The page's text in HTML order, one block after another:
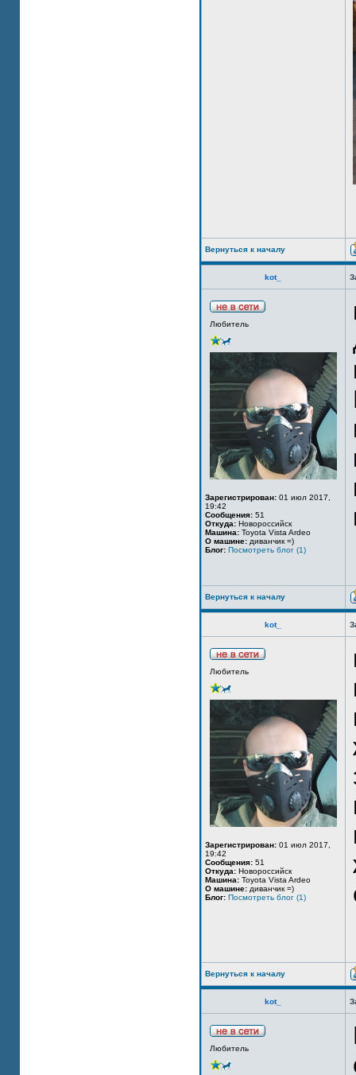
Вернуться к началу
kot_
Любитель
Зарегистрирован: 01 июл 2017,
19:42
Сообщения: 51
Откуда: Новороссийск
Машина: Toyota Vista Ardeo
О машине: диванчик =)
Блог: Посмотреть блог (1)
Вернуться к началу
kot_
Любитель
Зарегистрирован: 01 июл 2017,
19:42
Сообщения: 51
Откуда: Новороссийск
Машина: Toyota Vista Ardeo
О машине: диванчик =)
Блог: Посмотреть блог (1)
Вернуться к началу
kot_
Любитель